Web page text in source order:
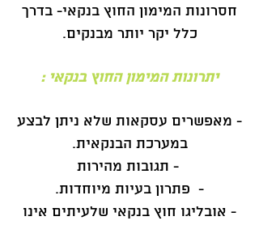
חסרונות המימון החוץ בנקאי- בדרך
כלל יקר יותר מבנקים.
יתרונות המימון החוץ בנקאי :
- מאפשרים עסקאות שלא ניתן לבצע
במערכת הבנקאית.
- תגובות מהירות
- פתרון בעיות מיוחדות.
- אובליגו חוץ בנקאי שלעיתים אינו